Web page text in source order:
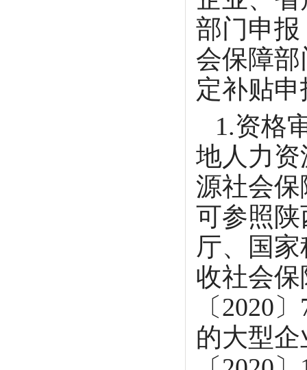
部门申
会保障
定补贴
1.资格
地人力
源社会
可参照
厅、国
收社会
〔2020
的大型